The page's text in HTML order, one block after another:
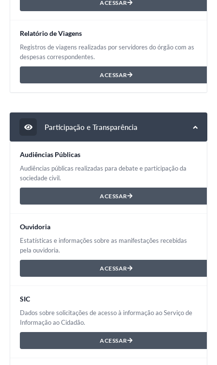
ACESSAR
Relatório de Viagens
Registros de viagens realizadas por servidores do órgão com as
despesas correspondentes.
ACESSAR
Participação e Transparência
Audiências Públicas
Audiências públicas realizadas para debate e participação da
sociedade civil.
ACESSAR
Ouvidoria
Estatísticas e informações sobre as manifestações recebidas
pela ouvidoria.
ACESSAR
SIC
Dados sobre solicitações de acesso à informação ao Serviço de
Informação ao Cidadão.
ACESSAR